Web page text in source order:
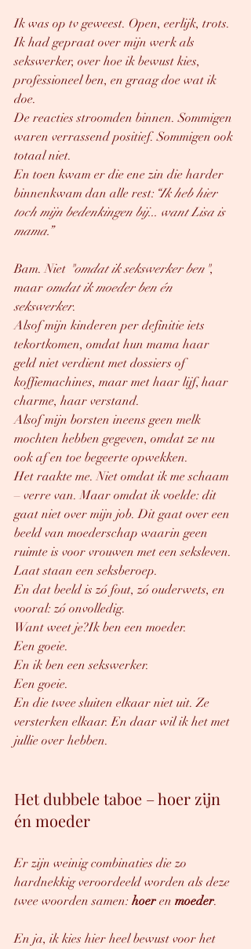
Ik was op tv geweest. Open, eerlijk, trots.
Ik had gepraat over mijn werk als
sekswerker, over hoe ik bewust kies,
professioneel ben, en graag doe wat ik
doe.
De reacties stroomden binnen. Sommigen
waren verrassend positief. Sommigen ook
totaal niet.
En toen kwam er die ene zin die harder
binnenkwam dan alle rest: “Ik heb hier
toch mijn bedenkingen bij... want Lisa is
mama.”
Bam. Niet "omdat ik sekswerker ben",
maar omdat ik moeder ben én
sekswerker.
Alsof mijn kinderen per definitie iets
tekortkomen, omdat hun mama haar
geld niet verdient met dossiers of
koffiemachines, maar met haar lijf, haar
charme, haar verstand.
Alsof mijn borsten ineens geen melk
mochten hebben gegeven, omdat ze nu
ook af en toe begeerte opwekken.
Het raakte me. Niet omdat ik me schaam
– verre van. Maar omdat ik voelde: dit
gaat niet over mijn job. Dit gaat over een
beeld van moederschap waarin geen
ruimte is voor vrouwen met een seksleven.
Laat staan een seksberoep.
En dat beeld is zó fout, zó ouderwets, en
vooral: zó onvolledig.
Want weet je?Ik ben een moeder.
Een goeie.
En ik ben een sekswerker.
Een goeie.
En die twee sluiten elkaar niet uit. Ze
versterken elkaar. En daar wil ik het met
jullie over hebben.
Het dubbele taboe – hoer zijn
én moeder
Er zijn weinig combinaties die zo
hardnekkig veroordeeld worden als deze
twee woorden samen: hoer en moeder.
En ja, ik kies hier heel bewust voor het